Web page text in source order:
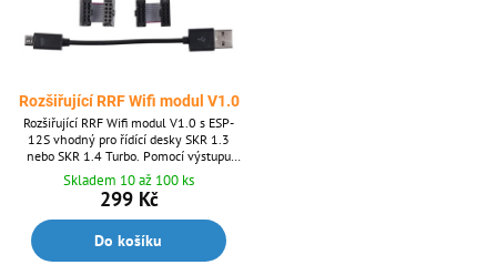
Rozšiřující RRF Wifi modul V1.0
Rozšiřující RRF Wifi modul V1.0 s ESP-
12S vhodný pro řídící desky SKR 1.3
nebo SKR 1.4 Turbo. Pomocí výstupu
EXP1 EXP2 získejte WIFi přístup k vaší
tiskárně.
Skladem 10 až 100 ks
299 Kč
Do košíku